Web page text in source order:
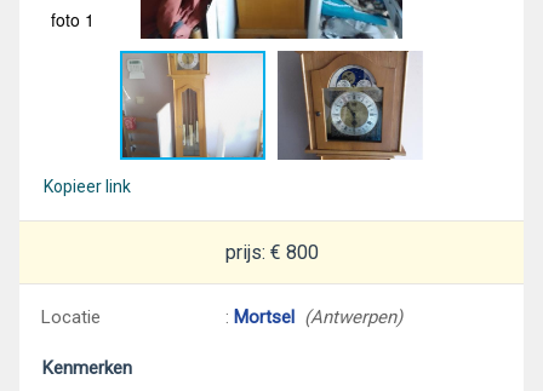
foto 1
Kopieer link
prijs: € 800
Locatie : Mortsel (Antwerpen)
Kenmerken